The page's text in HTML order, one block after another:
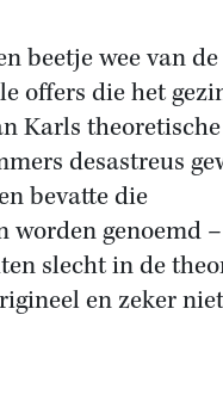
beetje wee van de
offers die het
Karls
desastreus
bevatte die
worden genoemd
slecht in de
en zeker niet